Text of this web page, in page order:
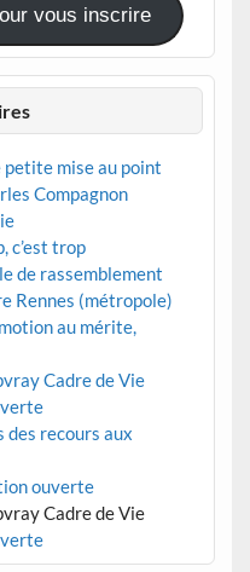
vous inscrire
petite mise au point
Compagnon
c’est trop
de rassemblement
Rennes (métropole)
au mérite,
Cadre de Vie
des recours aux
ouverte
Cadre de Vie